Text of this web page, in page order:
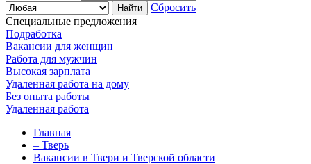
Сбросить
Специальные предложения
Подработка
Вакансии для женщин
Работа для мужчин
Высокая зарплата
Удаленная работа на дому
Без опыта работы
Удаленная работа
Главная
– Тверь
Вакансии в Твери и Тверской области